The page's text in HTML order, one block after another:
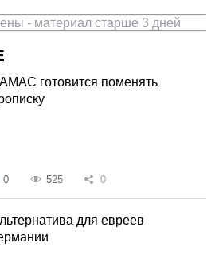
- материал старше 3 дней
готовится поменять
0 525 0
для евреев